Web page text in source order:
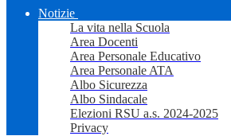
Notizie
La vita nella Scuola
Area Docenti
Area Personale Educativo
Area Personale ATA
Albo Sicurezza
Albo Sindacale
Elezioni RSU a.s. 2024-2025
Privacy